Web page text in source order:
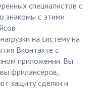
специалистов с
знакомы с этими
на систему на
Вконтакте с
приложении. Вы
фрилансеров,
защиту сделки и